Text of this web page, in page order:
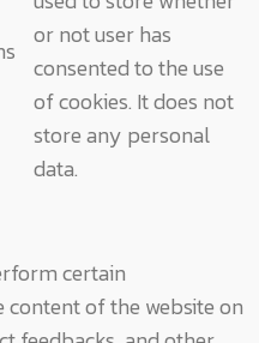
or not user has
consented to the use
of cookies. It does not
store any personal
data.
certain
of the website on